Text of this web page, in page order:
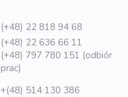
(+48) 22 818 94 68
(+48) 22 636 66 11
(+48) 797 780 151 (odbiór
prac)
+(48) 514 130 386